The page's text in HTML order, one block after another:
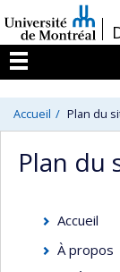
au
contenu
/
Menu
Accueil Plan du
Plan du
Accueil
À propos